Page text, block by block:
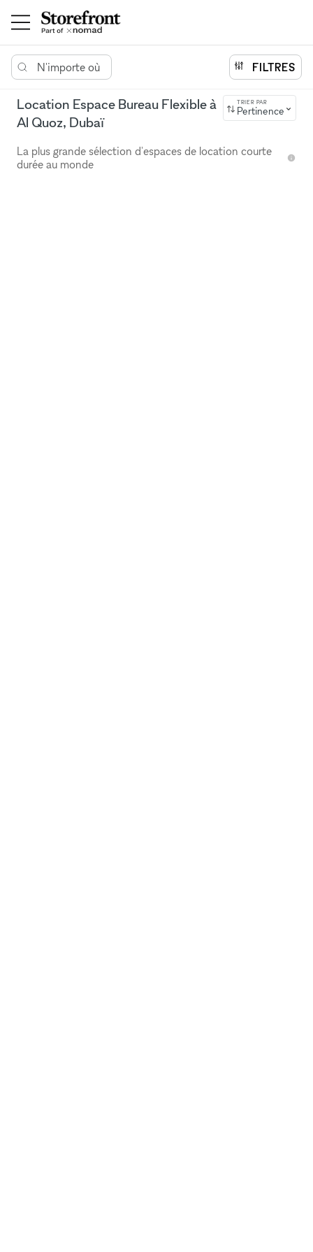
N'importe où FILTRES
Location Espace Bureau Flexible à
Al Quoz, Dubaï
TRIER PAR
Pertinence
La plus grande sélection d'espaces de location courte
durée au monde